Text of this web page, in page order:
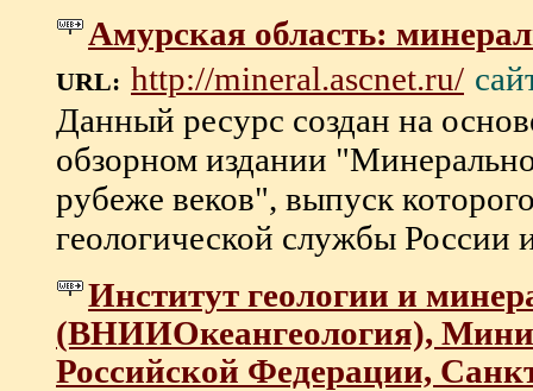
Амурская область:
URL: http://mineral.ascnet.ru/
Данный ресурс создан на
обзорном издании
рубеже веков", выпуск
геологической службы России
Институт геологии и
(ВНИИОкеангеология),
Российской Федерации,